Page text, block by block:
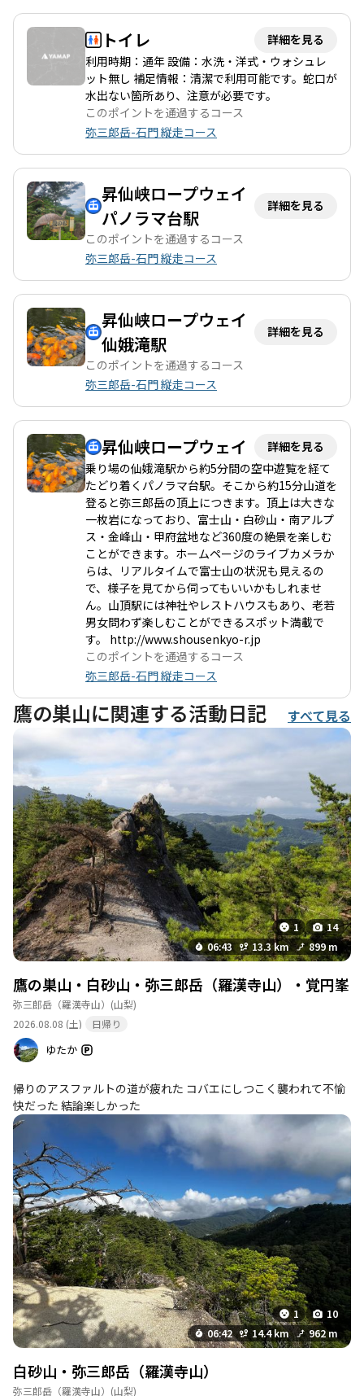
しむことができます。特に仙娥滝は美しく、訪れる価値がありま
す。また、周辺には温泉やグルメスポットも豊富で、登山後のリ
フレッシュにも最適です。 このコースは、自然の美しさと静けさ
を求める方にぴったりで、特に友人や家族と一緒に訪れると、楽
しい思い出が作れることでしょう。
トイレ
詳細を見る
利用時期：通年 設備：水洗・洋式・ウォシュレ
ット無し 補足情報：清潔で利用可能です。蛇口が
水出ない箇所あり、注意が必要です。
このポイントを通過するコース
弥三郎岳-石門 縦走コース
昇仙峡ロープウェイ
パノラマ台駅
詳細を見る
このポイントを通過するコース
弥三郎岳-石門 縦走コース
昇仙峡ロープウェイ
仙娥滝駅
詳細を見る
このポイントを通過するコース
弥三郎岳-石門 縦走コース
昇仙峡ロープウェイ
詳細を見る
乗り場の仙娥滝駅から約5分間の空中遊覧を経て
たどり着くパノラマ台駅。そこから約15分山道を
登ると弥三郎岳の頂上につきます。頂上は大きな
一枚岩になっており、富士山・白砂山・南アルプ
ス・金峰山・甲府盆地など360度の絶景を楽しむ
ことができます。ホームページのライブカメラか
らは、リアルタイムで富士山の状況も見えるの
で、様子を見てから伺ってもいいかもしれませ
ん。山頂駅には神社やレストハウスもあり、老若
男女問わず楽しむことができるスポット満載で
す。 http://www.shousenkyo-r.jp
このポイントを通過するコース
弥三郎岳-石門 縦走コース
鷹の巣山に関連する活動日記 すべて見る
1
14
06:43
13.3 km 899 m
鷹の巣山・白砂山・弥三郎岳（羅漢寺山）・覚円峯
弥三郎岳（羅漢寺山） (山梨)
2026.08.08 (土)
日帰り
ゆたか
帰りのアスファルトの道が疲れた コバエにしつこく襲われて不愉
快だった 結論楽しかった
1
10
06:42
14.4 km 962 m
白砂山・弥三郎岳（羅漢寺山）
弥三郎岳（羅漢寺山） (山梨)